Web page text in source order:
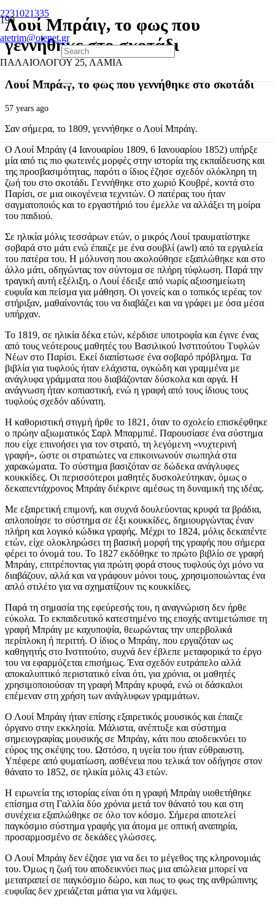
2231021335
atetrim@otenet.gr
ΠΑΛΑΙΟΛΟΓΟΥ 25, ΛΑΜΙΑ
Λουί Μπράιγ, το φως που
γεννήθηκε στο σκοτάδι
Λουί Μπράιγ, το φως που γεννήθηκε στο σκοτάδι
57 years ago
Σαν σήμερα, το 1809, γεννήθηκε ο Λουί Μπράιγ.
Ο Λουί Μπράιγ (4 Ιανουαρίου 1809, 6 Ιανουαρίου 1852) υπήρξε
μία από τις πιο φωτεινές μορφές στην ιστορία της εκπαίδευσης και
της προσβασιμότητας, παρότι ο ίδιος έζησε σχεδόν ολόκληρη τη
ζωή του στο σκοτάδι. Γεννήθηκε στο χωριό Κουβρέ, κοντά στο
Παρίσι, σε μια οικογένεια τεχνιτών. Ο πατέρας του ήταν
σαγματοποιός και το εργαστήριό του έμελλε να αλλάξει τη μοίρα
του παιδιού.
Σε ηλικία μόλις τεσσάρων ετών, ο μικρός Λουί τραυματίστηκε
σοβαρά στο μάτι ενώ έπαιζε με ένα σουβλί (awl) από τα εργαλεία
του πατέρα του. Η μόλυνση που ακολούθησε εξαπλώθηκε και στο
άλλο μάτι, οδηγώντας τον σύντομα σε πλήρη τύφλωση. Παρά την
τραγική αυτή εξέλιξη, ο Λουί έδειξε από νωρίς αξιοσημείωτη
ευφυΐα και πείσμα για μάθηση. Οι γονείς και ο τοπικός ιερέας τον
στήριξαν, μαθαίνοντάς του να διαβάζει και να γράφει με όσα μέσα
υπήρχαν.
Το 1819, σε ηλικία δέκα ετών, κέρδισε υποτροφία και έγινε ένας
από τους νεότερους μαθητές του Βασιλικού Ινστιτούτου Τυφλών
Νέων στο Παρίσι. Εκεί διαπίστωσε ένα σοβαρό πρόβλημα. Τα
βιβλία για τυφλούς ήταν ελάχιστα, ογκώδη και γραμμένα με
ανάγλυφα γράμματα που διαβάζονταν δύσκολα και αργά. Η
ανάγνωση ήταν κοπιαστική, ενώ η γραφή από τους ίδιους τους
τυφλούς σχεδόν αδύνατη.
Η καθοριστική στιγμή ήρθε το 1821, όταν το σχολείο επισκέφθηκε
ο πρώην αξιωματικός Σαρλ Μπαρμπιέ. Παρουσίασε ένα σύστημα
που είχε επινοήσει για τον στρατό, τη λεγόμενη «νυχτερινή
γραφή», ώστε οι στρατιώτες να επικοινωνούν σιωπηλά στα
χαρακώματα. Το σύστημα βασιζόταν σε δώδεκα ανάγλυφες
κουκκίδες. Οι περισσότεροι μαθητές δυσκολεύτηκαν, όμως ο
δεκαπεντάχρονος Μπράιγ διέκρινε αμέσως τη δυναμική της ιδέας.
Με εξαιρετική επιμονή, και συχνά δουλεύοντας κρυφά τα βράδια,
απλοποίησε το σύστημα σε έξι κουκκίδες, δημιουργώντας έναν
πλήρη και λογικό κώδικα γραφής. Μέχρι το 1824, μόλις δεκαπέντε
ετών, είχε ολοκληρώσει τη βασική μορφή της γραφής που σήμερα
φέρει το όνομά του. Το 1827 εκδόθηκε το πρώτο βιβλίο σε γραφή
Μπράιγ, επιτρέποντας για πρώτη φορά στους τυφλούς όχι μόνο να
διαβάζουν, αλλά και να γράφουν μόνοι τους, χρησιμοποιώντας ένα
απλό στιλέτο για να σχηματίζουν τις κουκκίδες.
Παρά τη σημασία της εφεύρεσής του, η αναγνώριση δεν ήρθε
εύκολα. Το εκπαιδευτικό κατεστημένο της εποχής αντιμετώπισε τη
γραφή Μπράιγ με καχυποψία, θεωρώντας την υπερβολικά
περίπλοκη ή περιττή. Ο ίδιος ο Μπράιγ, που εργαζόταν ως
καθηγητής στο Ινστιτούτο, συχνά δεν έβλεπε μεταφορικά το έργο
του να εφαρμόζεται επισήμως. Ένα σχεδόν ευτράπελο αλλά
αποκαλυπτικό περιστατικό είναι ότι, για χρόνια, οι μαθητές
χρησιμοποιούσαν τη γραφή Μπράιγ κρυφά, ενώ οι δάσκαλοι
επέμεναν στη χρήση των ανάγλυφων γραμμάτων.
Ο Λουί Μπράιγ ήταν επίσης εξαιρετικός μουσικός και έπαιζε
όργανο στην εκκλησία. Μάλιστα, ανέπτυξε και σύστημα
σημειογραφίας μουσικής σε Μπράιγ, κάτι που αποδεικνύει το
εύρος της σκέψης του. Ωστόσο, η υγεία του ήταν εύθραυστη.
Υπέφερε από φυματίωση, ασθένεια που τελικά τον οδήγησε στον
θάνατο το 1852, σε ηλικία μόλις 43 ετών.
Η ειρωνεία της ιστορίας είναι ότι η γραφή Μπράιγ υιοθετήθηκε
επίσημα στη Γαλλία δύο χρόνια μετά τον θάνατό του και στη
συνέχεια εξαπλώθηκε σε όλο τον κόσμο. Σήμερα αποτελεί
παγκόσμιο σύστημα γραφής για άτομα με οπτική αναπηρία,
προσαρμοσμένο σε δεκάδες γλώσσες.
Ο Λουί Μπράιγ δεν έζησε για να δει το μέγεθος της κληρονομιάς
του. Όμως η ζωή του αποδεικνύει πως μια απώλεια μπορεί να
μετατραπεί σε παγκόσμιο δώρο, και πως το φως της ανθρώπινης
ευφυΐας δεν χρειάζεται μάτια για να λάμψει.